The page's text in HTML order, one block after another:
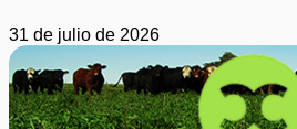
31 de julio de 2026